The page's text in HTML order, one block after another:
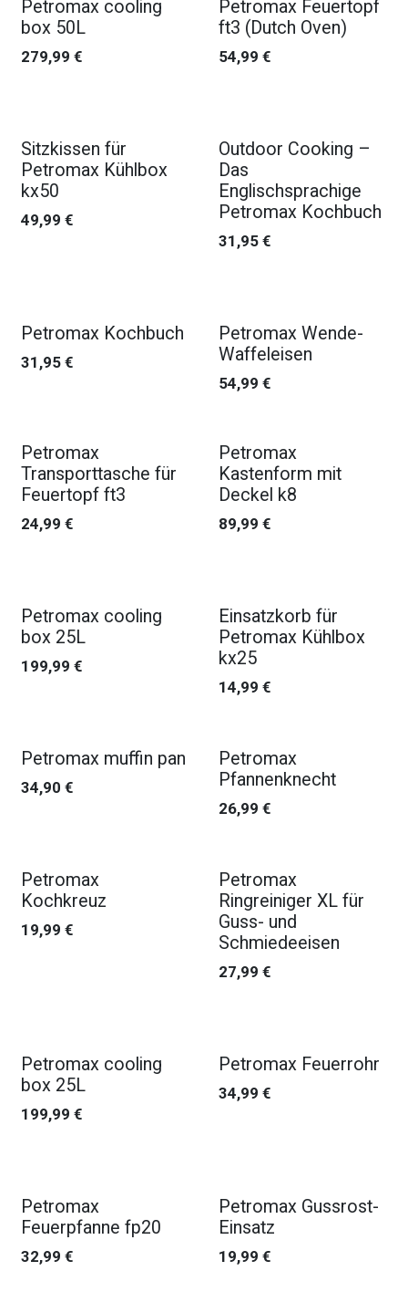
Petromax cooling
box 50L
279,99 €
Petromax Feuertopf
ft3 (Dutch Oven)
54,99 €
Sitzkissen für
Petromax Kühlbox
kx50
49,99 €
Outdoor Cooking –
Das
Englischsprachige
Petromax Kochbuch
31,95€
Petromax Kochbuch
31,95 €
Petromax Wende-
Waffeleisen
54,99 €
Petromax
Transporttasche für
Feuertopf ft3
24,99 €
Petromax
Kastenform mit
Deckel k8
89,99 €
Petromax cooling
box 25L
199,99 €
Einsatzkorb für
Petromax Kühlbox
kx25
14,99 €
Petromax muffin pan
34,90 €
Petromax
Pfannenknecht
26,99 €
Petromax
Kochkreuz
19,99 €
Petromax
Ringreiniger XL für
Guss- und
Schmiedeeisen
27,99 €
Petromax cooling
box 25L
199,99 €
Petromax Feuerrohr
34,99 €
Petromax
Feuerpfanne fp20
32,99 €
Petromax Gussrost-
Einsatz
19,99 €